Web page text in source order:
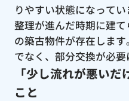
りやすい状態になって
整理が進んだ時期に建
の築古物件が存在しま
でなく、部分交換が必要
「少し流れが悪い
こと